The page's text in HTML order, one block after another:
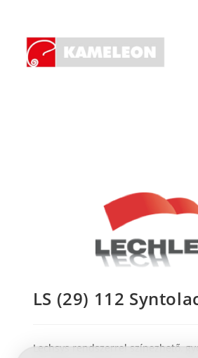
content
LS (29) 112
Lechsys rendszerrel színezhető,